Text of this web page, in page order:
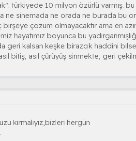
türkiyede 10 milyon özürlü varmış.
sinemada ne orada ne burada bu
çözüm olmayacaktır ama en
hayatımız boyunca bu
kalsan keşke birazcık haddini
bitiş, asıl çürüyüş sinmekte, geri
kırmalıyız,bizleri hergün